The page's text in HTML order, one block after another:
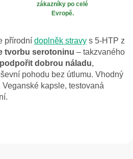
zákazníky po celé
Evropě.
přírodní doplněk stravy s 5-HTP z
tvorbu serotoninu – takzvaného
podpořit dobrou náladu,
pohodu bez útlumu. Vhodný
kapsle, testovaná